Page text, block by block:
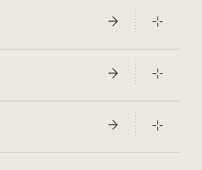
おしゃれなインテリア
ンニュース